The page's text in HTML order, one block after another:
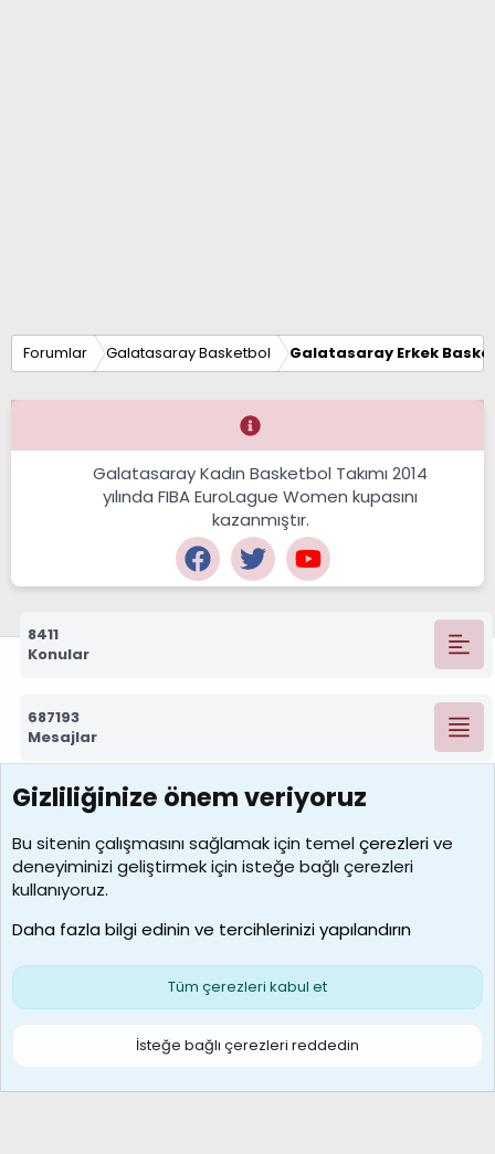
Forumlar Galatasaray Basketbol Galatasaray Erkek
Galatasaray Kadın Basketbol Takımı 2014
yılında FIBA EuroLague Women kupasını
kazanmıştır.
8411
Konular
687193
Mesajlar
7388
Kullanıcılar
borabekirogluu
Son üye
Çerezler
S
Gizliliğinize önem veriyoruz
Bu sitenin çalışmasını sağlamak için temelçerezlerive
deneyiminizi geliştirmek için isteğe bağlı çerezleri
kullanıyoruz.
Daha fazla bilgi edinin ve tercihlerinizi yapılandırın
Tüm çerezleri kabul et
İsteğe bağlı çerezleri reddedin